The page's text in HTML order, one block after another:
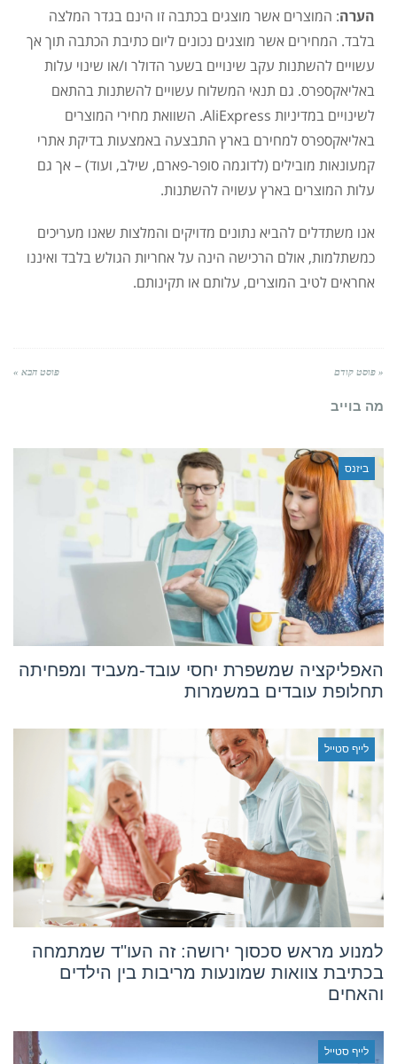
הערה: המוצרים אשר מוצגים בכתבה זו הינם בגדר המלצה
בלבד. המחירים אשר מוצגים נכונים ליום כתיבת הכתבה תוך אך
עשויים להשתנות עקב שינויים בשער הדולר ו/או שינוי עלות
באליאקספרס. גם תנאי המשלוח עשויים להשתנות בהתאם
לשינויים במדיניות AliExpress. השוואת מחירי המוצרים
באליאקספרס למחירם בארץ התבצעה באמצעות בדיקת אתרי
קמעונאות מובילים (לדוגמה סופר-פארם, שילב, ועוד) – אך גם
עלות המוצרים בארץ עשויה להשתנות.
אנו משתדלים להביא נתונים מדויקים והמלצות שאנו מעריכים
כמשתלמות, אולם הרכישה הינה על אחריות הגולש בלבד ואיננו
אחראים לטיב המוצרים, עלותם או תקינותם.
« פוסט קודם פוסט הבא »
מה בוייב
ביזנס
האפליקציה שמשפרת יחסי עובד-מעביד ומפחיתה
תחלופת עובדים במשמרות
לייף סטייל
למנוע מראש סכסוך ירושה: זה העו"ד שמתמחה
בכתיבת צוואות שמונעות מריבות בין הילדים
והאחים
לייף סטייל